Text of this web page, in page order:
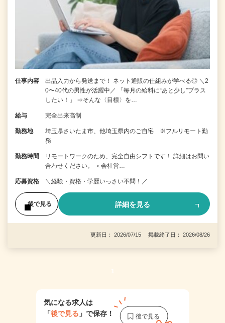
仕事内容
出品入力から発送まで！ ネット通販の仕組みが学べる◎ ＼2
0〜40代の男性が活躍中／ 「毎月の給料に“あと少し”プラス
したい！」 ⇒そんな〈目標〉を…
給与 完全出来高制
勤務地
埼玉県さいたま市、他埼玉県内のご自宅 ※フルリモート勤
務
勤務時間
リモートワークのため、完全自由シフトです！ 詳細はお問い
合わせください。 ＜会社営…
応募資格 ＼経験・資格・学歴いっさい不問！／
後で見る 詳細を見る
更新日： 2026/07/15 掲載終了日： 2026/08/26
1
気になる求人は
「後で見る 」で保存！